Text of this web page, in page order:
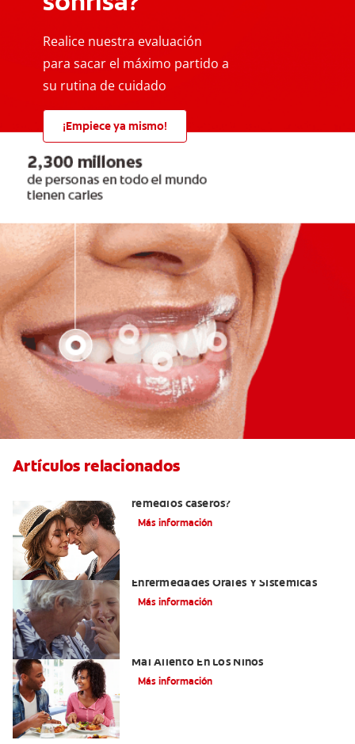
Realice nuestra evaluación
para sacar el máximo partido a
su rutina de cuidado
¡Empiece ya mismo!
Artículos relacionados
remedios caseros?
Más información
Enfermedades Orales Y Sistémicas
Más información
Mal Aliento En Los Niños
Más información